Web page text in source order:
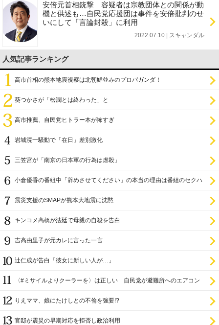
安倍元首相銃撃 容疑者は宗教団体との関係が動
機と供述も…自民党応援団は事件を安倍批判のせ
いにして「言論封殺」に利用
2022.07.10 | スキャンダル
人気記事ランキング
高市首相の熊本地震視察は北朝鮮並みのプロパガンダ！
葵つかさが「松潤とは終わった」と
高市推薦、自民党ヒトラー本が怖すぎ
岩城滉一騒動で「在日」差別激化
三笠宮が「南京の日本軍の行為は虐殺」
小倉優香の番組中「辞めさせてください」の本当の理由は番組のセクハ
震災支援のSMAPが熊本大地震に沈黙
キンコメ高橋が法廷で母親の自殺を告白
吉高由里子が元カレに言った一言
辻仁成が告白「彼女に新しい人が…」
〈#ミサイルよりクーラーを〉は正しい 自民党が避難所へのエアコン
りえママ、娘にたけしとの不倫を強要!?
官邸が震災の早期対応を拒否し政治利用